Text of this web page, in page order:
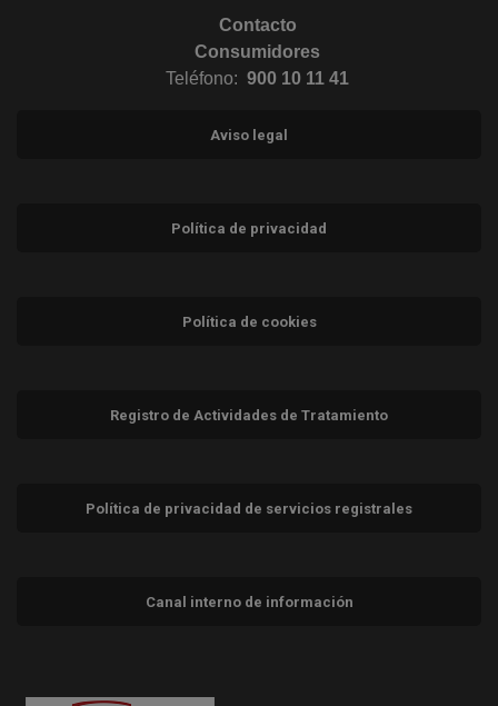
Contacto
Consumidores
Teléfono: 900 10 11 41
Aviso legal
Política de privacidad
Política de cookies
Registro de Actividades de Tratamiento
Política de privacidad de servicios registrales
Canal interno de información